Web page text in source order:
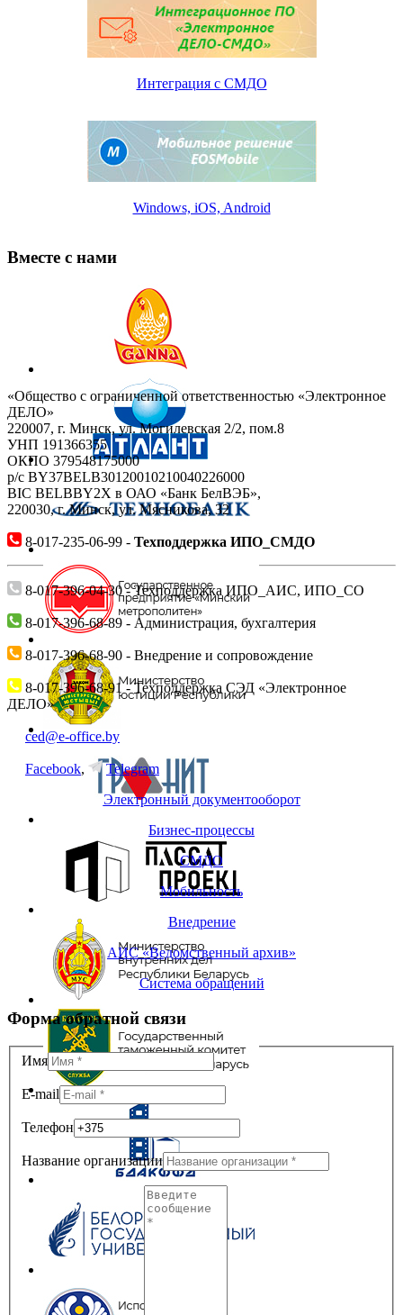
Интеграция с СМДО
Windows, iOS, Android
Вместе с нами
«Общество с ограниченной ответственностью «Электронное
ДЕЛО»
220007, г. Минск, ул. Могилевская 2/2, пом.8
УНП 191366355
ОКПО 379548175000
р/c BY37BELB30120010210040226000
BIC BELBBY2X в ОАО «Банк БелВЭБ»,
220030, г. Минск, ул. Мясникова, 32
8-017-235-06-99 - Техподдержка ИПО_СМДО
8-017-396-04-30 - Техподдержка ИПО_АИС, ИПО_СО
8-017-396-68-89 - Администрация, бухгалтерия
8-017-396-68-90 - Внедрение и сопровождение
8-017-396-68-91 - Техподдержка СЭД «Электронное
ДЕЛО»
ced@e-office.by
Facebook,
Telegram
Электронный документооборот
Бизнес-процессы
СМДО
Мобильность
Внедрение
АИС «Ведомственный архив»
Система обращений
Форма обратной связи
Имя
E-mail
Телефон
Название организации